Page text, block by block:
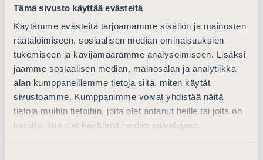
Tämä sivusto käyttää evästeitä
Käytämme evästeitä tarjoamamme sisällön ja mainosten
räätälöimiseen, sosiaalisen median ominaisuuksien
tukemiseen ja kävijämäärämme analysoimiseen. Lisäksi
jaamme sosiaalisen median, mainosalan ja analytiikka-
alan kumppaneillemme tietoja siitä, miten käytät
sivustoamme. Kumppanimme voivat yhdistää näitä
tietoja muihin tietoihin, joita olet antanut heille tai joita on
kerätty, kun olet käyttänyt heidän palvelujaan.
palveluista peritään täysi korvaus, joka perustelujen
paikkakunnalla perittävää keskimääräistä
asianajopalkkiota. Asianajajaliiton näkemyksen mukaan
käytäntö on kuitenkin jo pitkään ollut se, että
oikeusaputoimistot hoitavat täyden korvauksen
asiakkaiden toimeksiantoja palkkiotasolla, joka ei kata
edes toiminnasta aiheutuvia kuluja. Tämä on kilpailun
vääristämistä verovaroin ja siten myös verovarojen